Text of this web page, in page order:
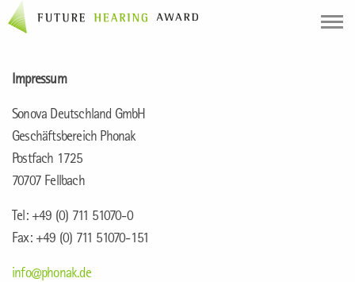
Impressum
Sonova Deutschland GmbH
Geschäftsbereich Phonak
Postfach 1725
70707 Fellbach
Tel: +49 (0) 711 51070-0
Fax: +49 (0) 711 51070-151
info@phonak.de